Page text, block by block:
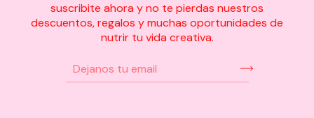
suscribite ahora y no te pierdas nuestros
descuentos, regalos y muchas oportunidades de
nutrir tu vida creativa.